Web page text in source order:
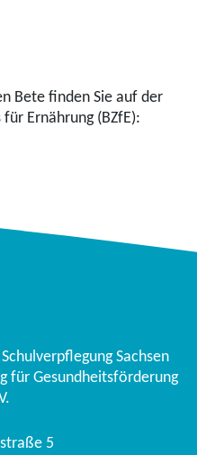
Bete finden Sie auf der
Ernährung (BZfE):
Sachsen
für Gesundheitsförderung
5